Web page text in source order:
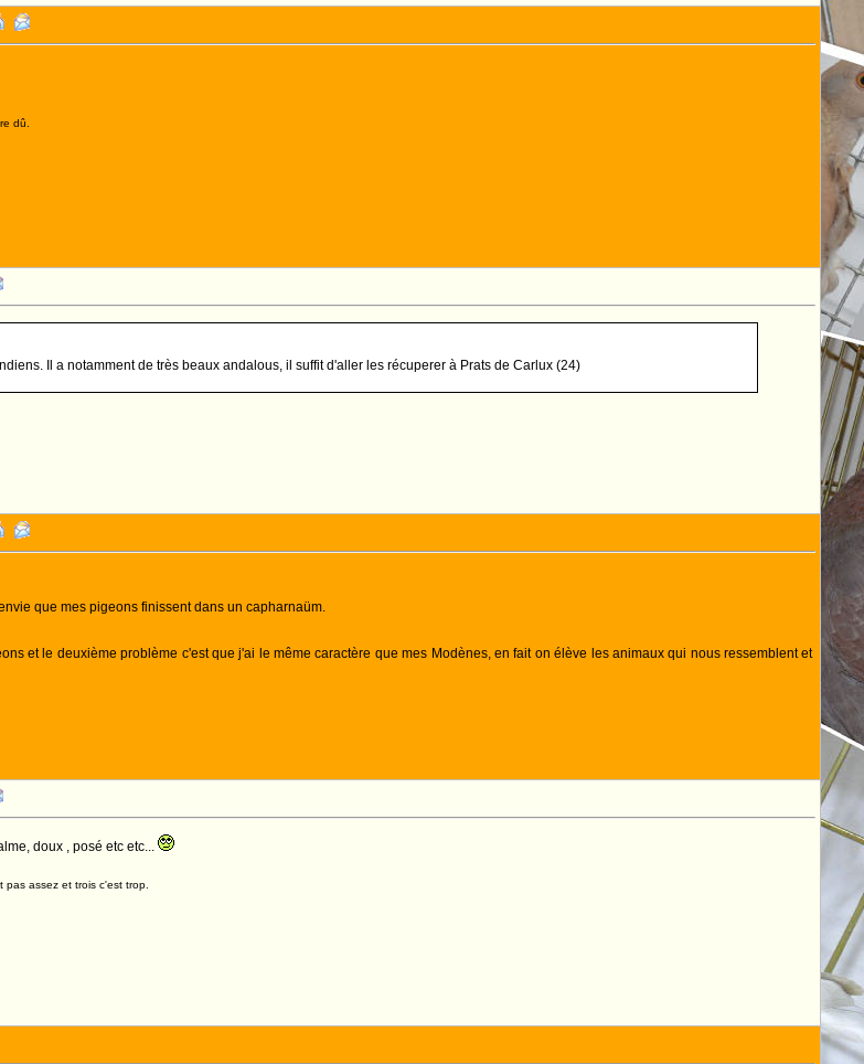
dû.
Il a notamment de très beaux andalous, il suffit d'aller les récuperer à Prats de Carlux (24)
que mes pigeons finissent dans un capharnaüm.
et le deuxième problème c'est que j'ai le même caractère que mes Modènes, en fait on élève les animaux qui nous ressemblent et
doux , posé etc etc...
assez et trois c'est trop.